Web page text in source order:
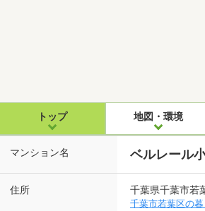
トップ 地図・環境
マンション名 ベルレール
住所 千葉県千葉市若
千葉市若葉区の